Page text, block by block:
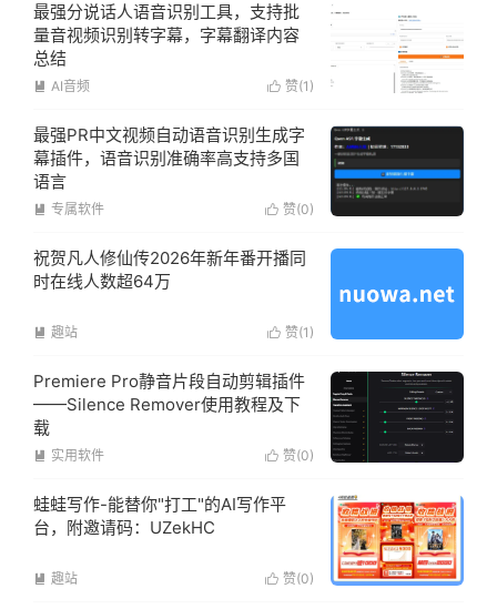
最强分说话人语音识别工具，支持批
量音视频识别转字幕，字幕翻译内容
总结
 赞(1 )
 AI音频
最强PR中文视频自动语音识别生成字
幕插件，语音识别准确率高支持多国
语言
 赞(0)
 专属软件
祝贺凡人修仙传2026年新年番开播同
时在线人数超64万
 赞(1 )
 趣站
Premiere Pro静音片段自动剪辑插件
——Silence Remover使用教程及下
载
 赞(0)
 实用软件
蛙蛙写作-能替你"打工"的AI写作平
台，附邀请码：UZekHC
 赞(0)
 趣站